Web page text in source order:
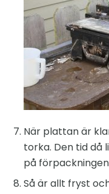
När plattan är
torka. Den tid då
på
Så är allt fryst